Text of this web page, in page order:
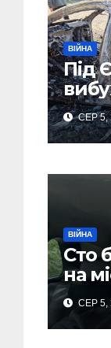
ВІЙНА
Під
СЕР 5,
ВІЙНА
Сто
на
до
СЕР 5,